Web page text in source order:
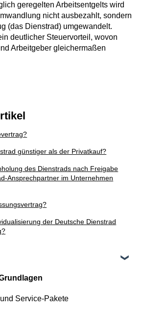
geregelten Arbeitsentgelts wird
nicht ausbezahlt, sondern
(das Dienstrad) umgewandelt.
deutlicher Steuervorteil, wovon
Arbeitgeber gleichermaßen
günstiger als der Privatkauf?
des Dienstrads nach Freigabe
Ansprechpartner im Unternehmen
der Deutsche Dienstrad
Service-Pakete